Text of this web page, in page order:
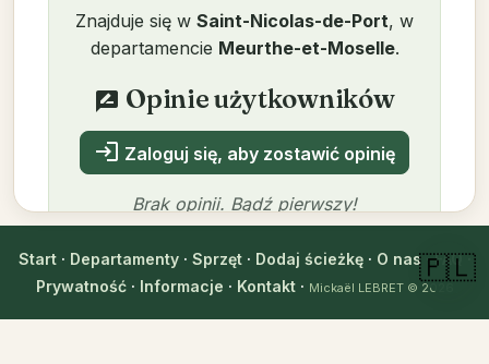
Znajduje się w Saint-Nicolas-de-Port, w
departamencie Meurthe-et-Moselle.
rate_review Opinie użytkowników
login Zaloguj się, aby zostawić opinię
Brak opinii. Bądź pierwszy!
Autor
Start· Departamenty· Sprzęt· Dodaj ścieżkę· O nas·FAQ·
Prywatność· Informacje · Kontakt· Mickaël LEBRET© 2026
🇵🇱